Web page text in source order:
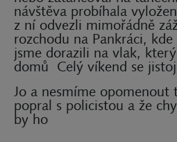
návštěva probíhala
z ní odvezli mimořádně
rozchodu na Pankráci,
jsme dorazili na vlak,
domů Celý víkend se
Jo a nesmíme opomenout
popral s policistou a že
by ho